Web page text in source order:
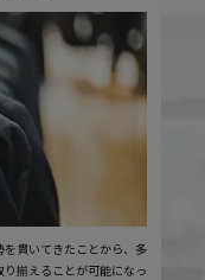
貫いてきたことから、多
揃えることが可能になっ